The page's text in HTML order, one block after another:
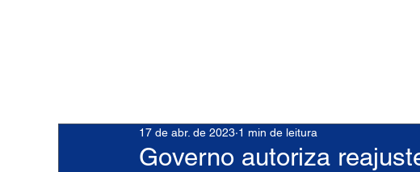
Governo autoriza
17 de abr. de 2023 1 min de leitura